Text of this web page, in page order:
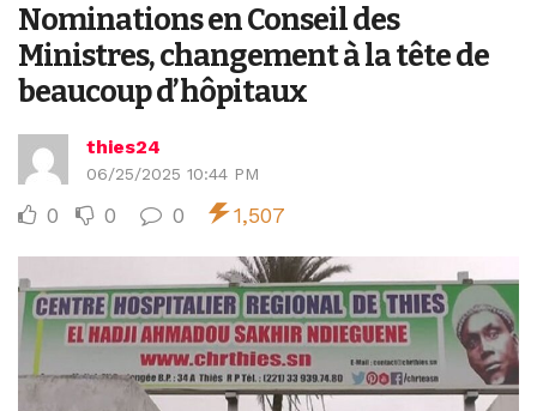
Nominations en Conseil des
Ministres, changement à la tête de
beaucoup d’hôpitaux
thies24
06/25/2025 10:44 PM
0 0 0 1,507